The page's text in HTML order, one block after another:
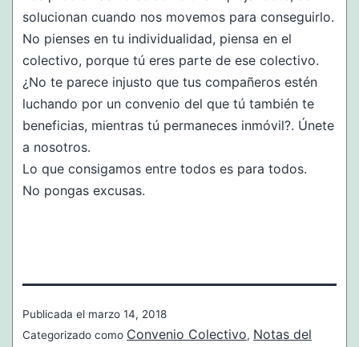
solucionan cuando nos movemos para conseguirlo.
No pienses en tu individualidad, piensa en el
colectivo, porque tú eres parte de ese colectivo.
¿No te parece injusto que tus compañeros estén
luchando por un convenio del que tú también te
beneficias, mientras tú permaneces inmóvil?. Únete
a nosotros.
Lo que consigamos entre todos es para todos.
No pongas excusas.
Publicada el marzo 14, 2018
Categorizado como Convenio Colectivo, Notas del